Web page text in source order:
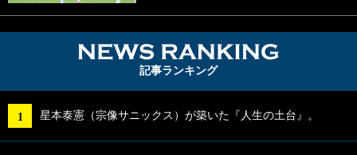
記事ランキング
星本泰憲（宗像サニックス）が築いた『人生の土台』。